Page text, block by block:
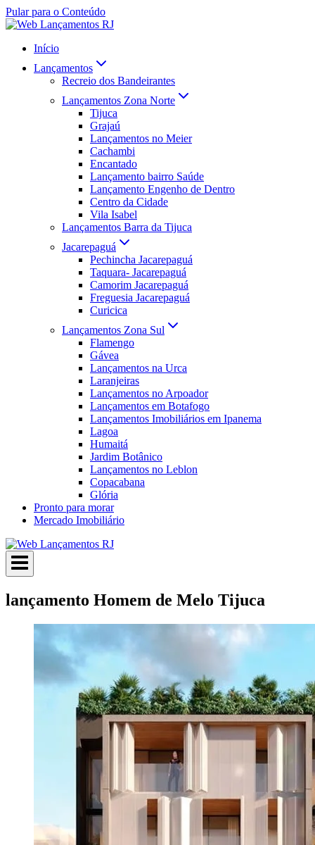
Pular para o Conteúdo
Início
Lançamentos
Recreio dos Bandeirantes
Lançamentos Zona Norte
Tijuca
Grajaú
Lançamentos no Meier
Cachambi
Encantado
Lançamento bairro Saúde
Lançamento Engenho de Dentro
Centro da Cidade
Vila Isabel
Lançamentos Barra da Tijuca
Jacarepaguá
Pechincha Jacarepaguá
Taquara- Jacarepaguá
Camorim Jacarepaguá
Freguesia Jacarepaguá
Curicica
Lançamentos Zona Sul
Flamengo
Gávea
Lançamentos na Urca
Laranjeiras
Lançamentos no Arpoador
Lançamentos em Botafogo
Lançamentos Imobiliários em Ipanema
Lagoa
Humaitá
Jardim Botânico
Lançamentos no Leblon
Copacabana
Glória
Pronto para morar
Mercado Imobiliário
lançamento Homem de Melo Tijuca